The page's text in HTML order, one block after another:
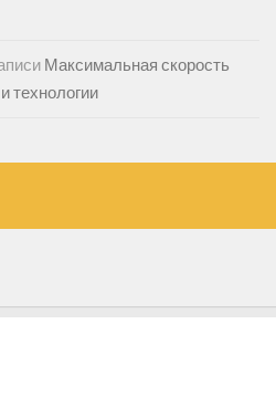
Максимальная скорость
технологии